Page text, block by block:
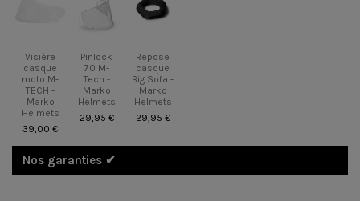
Visière
casque
moto M-
TECH -
Marko
Helmets
39,00 €
Pinlock
70 M-
Tech -
Marko
Helmets
29,95 €
Repose
casque
Big Sofa -
Marko
Helmets
29,95 €
Nos garanties ✔︎